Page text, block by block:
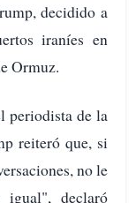
decidido a
iraníes en
Ormuz.
periodista de la
reiteró que, si
no le
igual", declaró